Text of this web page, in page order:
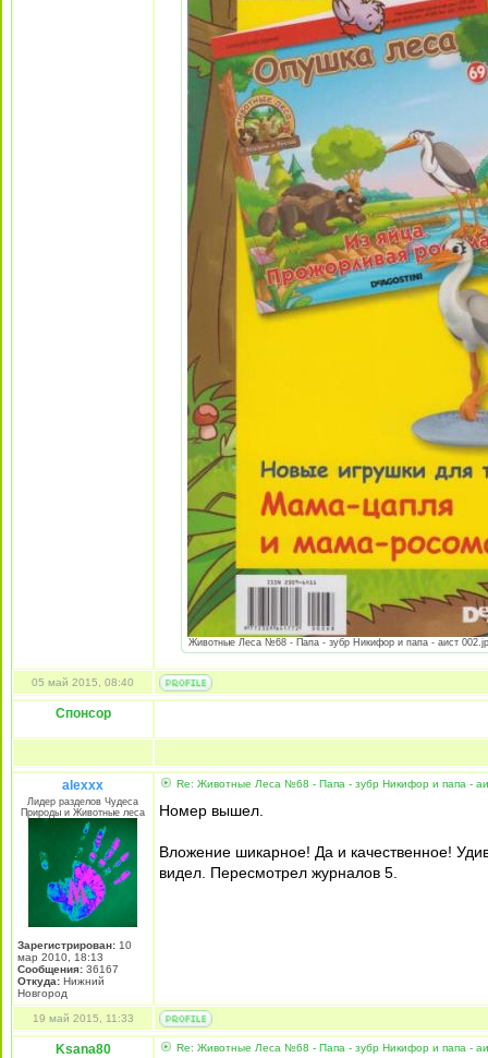
Животные Леса №68 - Папа - зубр Никифор и папа - аист
05 май 2015, 08:40
Спонсор
alexxx
Лидер разделов Чудеса
Природы и Животные леса
Зарегистрирован: 10
мар 2010, 18:13
Сообщения: 36167
Откуда: Нижний
Новгород
Re: Животные Леса №68 - Папа - зубр Никифор и папа -
Номер вышел.
Вложение шикарное! Да и качественное!
видел. Пересмотрел журналов 5.
19 май 2015, 11:33
Ksana80 Re: Животные Леса №68 - Папа - зубр Никифор и папа -